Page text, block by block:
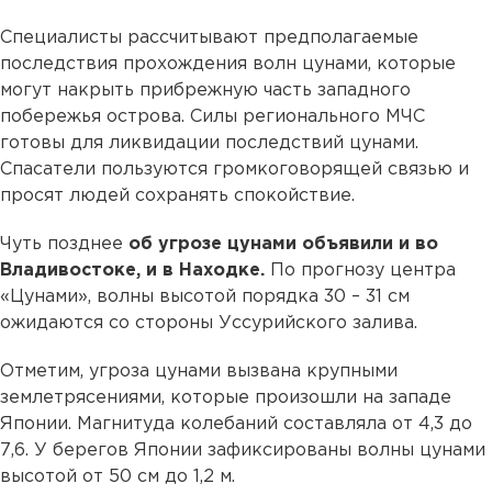
Специалисты рассчитывают предполагаемые
последствия прохождения волн цунами, которые
могут накрыть прибрежную часть западного
побережья острова. Силы регионального МЧС
готовы для ликвидации последствий цунами.
Спасатели пользуются громкоговорящей связью и
просят людей сохранять спокойствие.
Чуть позднее об угрозе цунами объявили и во
Владивостоке, и в Находке. По прогнозу центра
«Цунами», волны высотой порядка 30 – 31 см
ожидаются со стороны Уссурийского залива.
Отметим, угроза цунами вызвана крупными
землетрясениями, которые произошли на западе
Японии. Магнитуда колебаний составляла от 4,3 до
7,6. У берегов Японии зафиксированы волны цунами
высотой от 50 см до 1,2 м.